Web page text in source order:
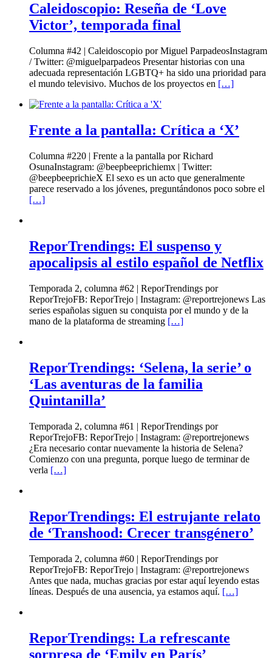
Caleidoscopio: Reseña de ‘Love
Victor’, temporada final
Columna #42 | Caleidoscopio por Miguel ParpadeosInstagram
/ Twitter: @miguelparpadeos Presentar historias con una
adecuada representación LGBTQ+ ha sido una prioridad para
el mundo televisivo. Muchos de los proyectos en […]
Frente a la pantalla: Crítica a ‘X’
Columna #220 | Frente a la pantalla por Richard
OsunaInstagram: @beepbeeprichiemx | Twitter:
@beepbeeprichieX El sexo es un acto que generalmente
parece reservado a los jóvenes, preguntándonos poco sobre el
[…]
ReporTrendings: El suspenso y
apocalipsis al estilo español de Netflix
Temporada 2, columna #62 | ReporTrendings por
ReporTrejoFB: ReporTrejo | Instagram: @reportrejonews Las
series españolas siguen su conquista por el mundo y de la
mano de la plataforma de streaming […]
ReporTrendings: ‘Selena, la serie’ o
‘Las aventuras de la familia
Quintanilla’
Temporada 2, columna #61 | ReporTrendings por
ReporTrejoFB: ReporTrejo | Instagram: @reportrejonews
¿Era necesario contar nuevamente la historia de Selena?
Comienzo con una pregunta, porque luego de terminar de
verla […]
ReporTrendings: El estrujante relato
de ‘Transhood: Crecer transgénero’
Temporada 2, columna #60 | ReporTrendings por
ReporTrejoFB: ReporTrejo | Instagram: @reportrejonews
Antes que nada, muchas gracias por estar aquí leyendo estas
líneas. Después de una ausencia, ya estamos aquí. […]
ReporTrendings: La refrescante
sorpresa de ‘Emily en París’